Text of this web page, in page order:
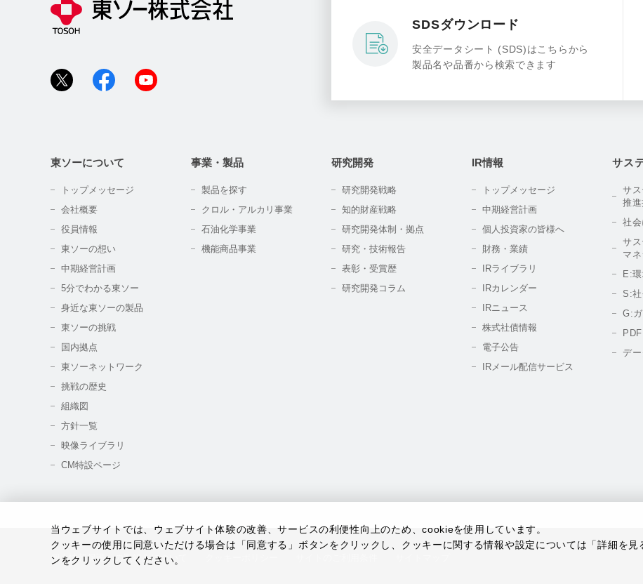
SDSダウンロード
安全データシート (SDS)はこちらから
製品名や品番から検索できます
東ソーについて
トップメッセージ
会社概要
役員情報
東ソーの想い
中期経営計画
5分でわかる東ソー
身近な東ソーの製品
東ソーの挑戦
国内拠点
東ソーネットワーク
挑戦の歴史
組織図
方針一覧
映像ライブラリ
CM特設ページ
事業・製品
製品を探す
クロル・アルカリ事業
石油化学事業
機能商品事業
研究開発
研究開発戦略
知的財産戦略
研究開発体制・拠点
研究・技術報告
表彰・受賞歴
研究開発コラム
IR情報
トップメッセージ
中期経営計画
個人投資家の皆様へ
財務・業績
IRライブラリ
IRカレンダー
IRニュース
株式社債情報
電子公告
IRメール配信サービス
サス
サ
推
社
サ
マ
E:
S:
G:
デ
個人情報保護への取組みについて
当ウェブサイトでは、ウェブサイト体験の改善、サービスの利便性向上のため、cookieを使用しています。
クッキーの使用に同意いただける場合は「同意する」ボタンをクリックし、クッキーに関する情報や設定については「詳細を見
ンをクリックしてください。